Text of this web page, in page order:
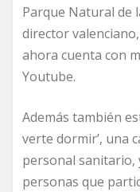
Parque Natural de
director valenciano,
ahora cuenta con
Youtube.
Además también
verte dormir’, una
personal sanitario,
personas que